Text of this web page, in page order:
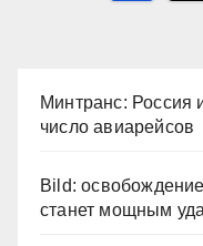
Минтранс: Россия
число авиарейсов
Bild:
станет мощным